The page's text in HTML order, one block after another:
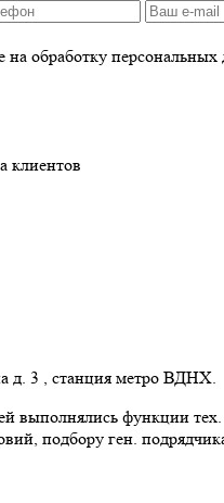
на обработку
клиентов
д. 3 , станция метро ВДНХ.
выполнялись функции тех.
подбору ген.